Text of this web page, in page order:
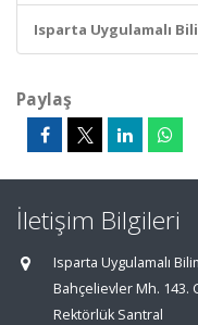
Isparta Uygulamalı
Paylaş
İletişim Bilgileri
Isparta Uygulamalı
Bahçelievler Mh. 143.
Rektörlük Santral